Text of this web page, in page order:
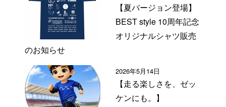
【夏バージョン登場】
BEST style 10周年記念
オリジナルシャツ販売
のお知らせ
2026年5月14日
【走る楽しさを、ゼッ
ケンにも。】